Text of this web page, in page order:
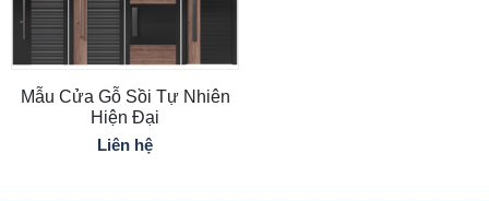
Mẫu Cửa Gỗ Sồi Tự Nhiên
Hiện Đại
Liên hệ